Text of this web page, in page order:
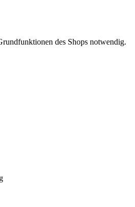
des Shops notwendig.